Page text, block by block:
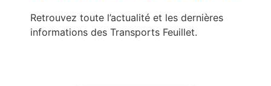
Retrouvez toute l’actualité et les dernières
informations des Transports Feuillet.